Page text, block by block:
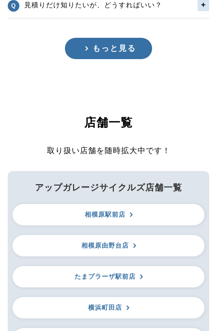
見積りだけ知りたいが、どうすればいい？
もっと見る
店舗一覧
取り扱い店舗を随時拡大中です！
アップガレージサイクルズ店舗一覧
相模原駅前店
相模原由野台店
たまプラーザ駅前店
横浜町田店